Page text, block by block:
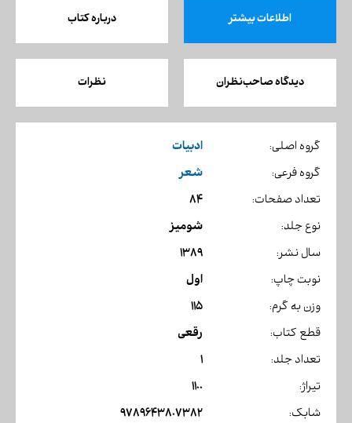
اطلاعات بیشتر درباره کتاب
دیدگاه صاحب‌نظران نظرات
گروه اصلی: ادبیات
گروه فرعی: شعر
تعداد صفحات: 84
نوع جلد: شومیز
سال نشر: 1389
نوبت چاپ: اول
وزن به گرم: 115
قطع کتاب: رقعی
تعداد جلد: 1
تیراژ: 1100
شابک: 9789643807382